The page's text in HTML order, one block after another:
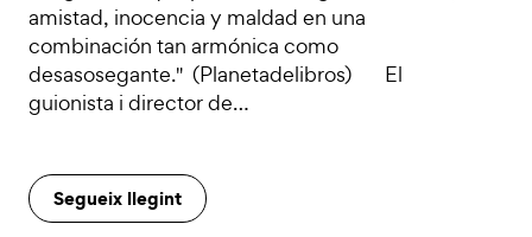
amistad, inocencia y maldad en una
combinación tan armónica como
desasosegante." (Planetadelibros) El
guionista i director de…
Segueix llegint